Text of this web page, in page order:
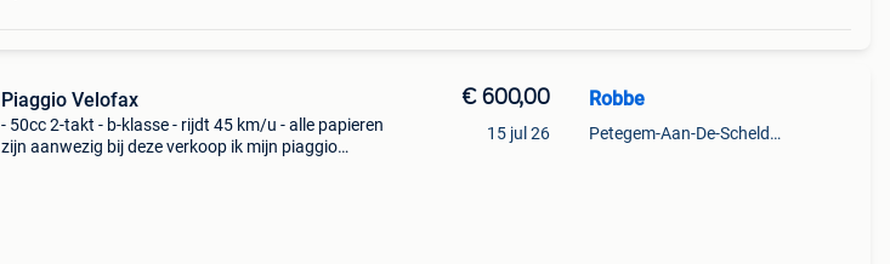
Piaggio Velofax
- 50cc 2-takt - b-klasse - rijdt 45 km/u - alle papieren
zijn aanwezig bij deze verkoop ik mijn piaggio
€ 600,00
15 jul 26
Robbe
Petegem-Aan-De-Schelde + Deel Van Oudenaarde